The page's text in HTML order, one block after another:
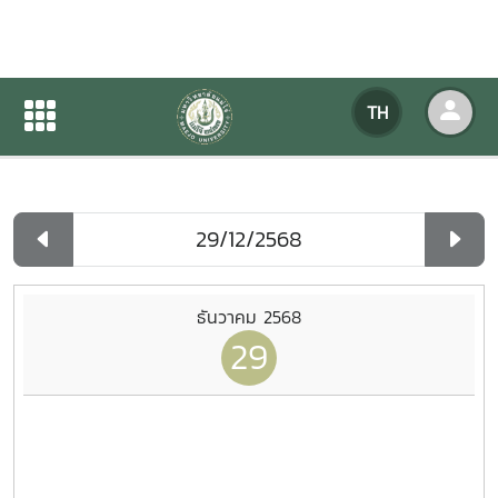
TH
ปฏิทินกิจกรรมของหน่วยงาน
ปฏิทินกิจกรรมของหน่วยงาน
ธันวาคม 2568
29